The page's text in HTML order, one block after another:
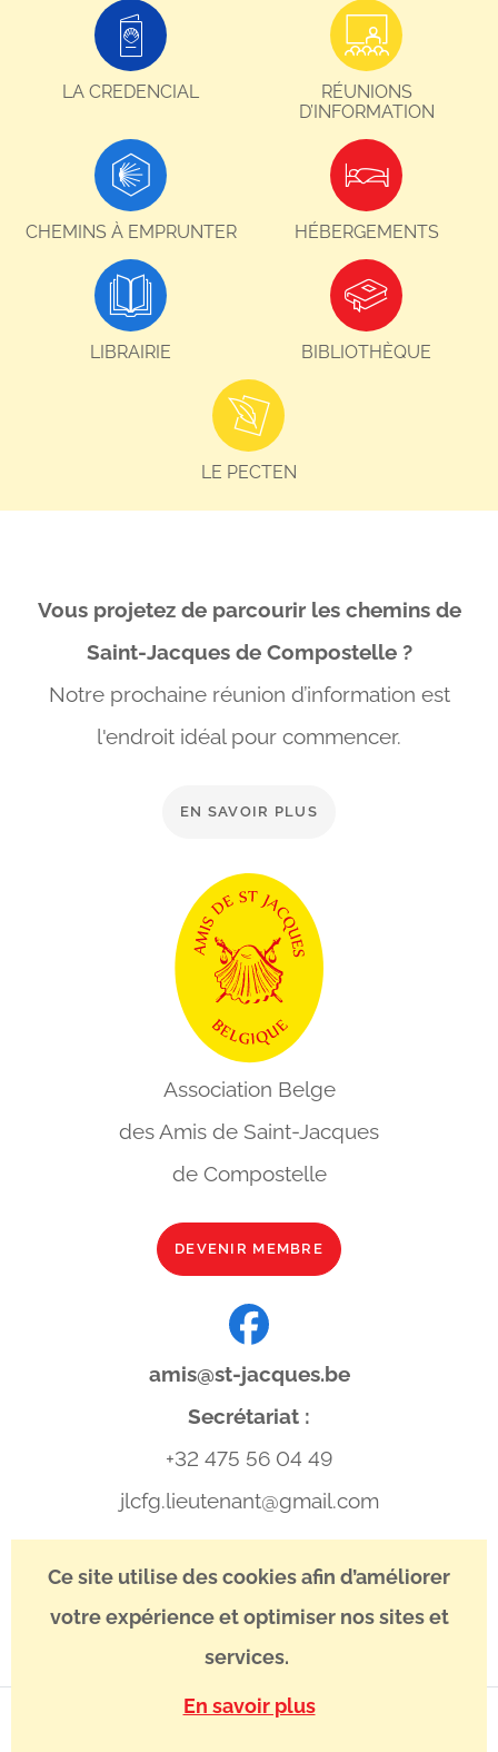
LA CREDENCIAL
RÉUNIONS
D’INFORMATION
CHEMINS À EMPRUNTER HÉBERGEMENTS
LIBRAIRIE BIBLIOTHÈQUE
LE PECTEN
amis@st-jacques.be
Secrétariat :
+32 475 56 04 49
jlcfg.lieutenant@gmail.com
BIC : BBRUBEBB
Association Belge
des Amis de Saint-Jacques
de Compostelle
DEVENIR MEMBRE
Vous projetez de parcourir les chemins de
Saint-Jacques de Compostelle ?
Notre prochaine réunion d’information est
l'endroit idéalpour commencer.
EN SAVOIR PLUS
Ce site utilise des cookies afin d’améliorer
votre expérience et optimiser nos sites et
services.
En savoir plus